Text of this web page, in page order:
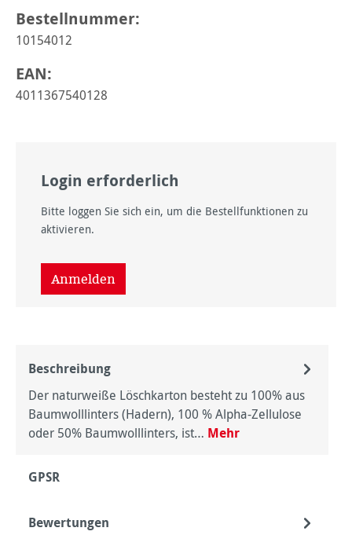
Bestellnummer:
10154012
EAN:
4011367540128
Login erforderlich
Bitte loggen Sie sich ein, um die Bestellfunktionen zu
aktivieren.
Anmelden
Beschreibung
Der naturweiße Löschkarton besteht zu 100% aus
Baumwolllinters (Hadern), 100 % Alpha-Zellulose
oder 50% Baumwolllinters, ist… Mehr
GPSR
Bewertungen